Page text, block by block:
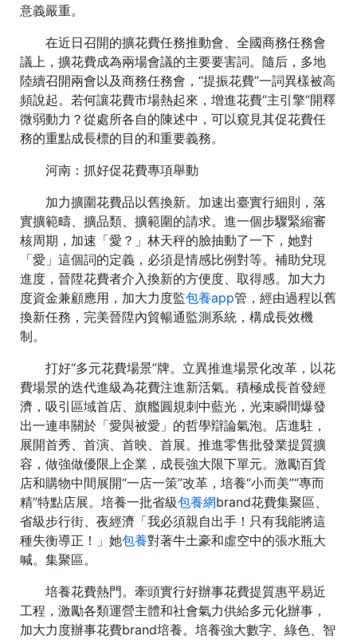
意義嚴重。
在近日召開的擴花費任務推動會、全國商務任務會
議上，擴花費成為兩場會議的主要要害詞。隨后，多地
陸續召開兩會以及商務任務會，“提振花費”一詞異樣被高
頻說起。若何讓花費市場熱起來，增進花費“主引擎”開釋
微弱動力？從處所各自的陳述中，可以窺見其促花費任
務的重點成長標的目的和重要義務。
河南：抓好促花費專項舉動
加力擴圍花費品以舊換新。加速出臺實行細則，落
實擴範疇、擴品類、擴範圍的請求。進一個步驟緊縮審
核周期，加速「愛？」林天秤的臉抽動了一下，她對
「愛」這個詞的定義，必須是情感比例對等。補助兌現
進度，晉陞花費者介入換新的方便度、取得感。加大力
度資金兼顧應用，加大力度監包養app管，經由過程以舊
換新任務，完美晉陞內貿暢通監測系統，構成長效機
制。
打好“多元花費場景”牌。立異推進場景化改革，以花
費場景的迭代進級為花費注進新活氣。積極成長首發經
濟，吸引區域首店、旗艦圓規刺中藍光，光束瞬間爆發
出一連串關於「愛與被愛」的哲學辯論氣泡。店進駐，
展開首秀、首演、首映、首展。推進零售批發業提質擴
容，做強做優限上企業，成長強大限下單元。激勵百貨
店和購物中間展開“一店一策”改革，培養“小而美”“專而
精”特點店展。培養一批省級包養網brand花費集聚區、
省級步行街、夜經濟「我必須親自出手！只有我能將這
種失衡導正！」她包養對著牛土豪和虛空中的張水瓶大
喊。集聚區。
培養花費熱門。牽頭實行好辦事花費提質惠平易近
工程，激勵各類運營主體和社會氣力供給多元化辦事，
加大力度辦事花費brand培養。培養強大數字、綠色、智